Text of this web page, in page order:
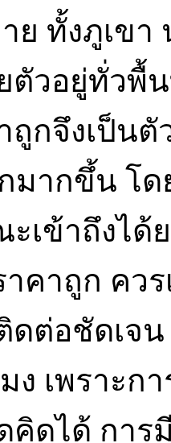
ย ทั้งภูเข
ตัวอยู่ทั่วพื้
ถูกจึงเป็น
ากขึ้น โด
เข้าถึงได้
าคาถูก คว
ดต่อชัดเจ
ง เพราะก
คิดได้ กา